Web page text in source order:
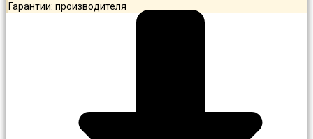
Гарантии: производителя